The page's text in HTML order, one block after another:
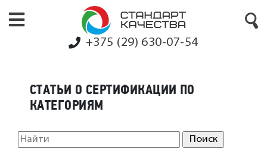
+375 (29) 630-07-54
СТАТЬИ О СЕРТИФИКАЦИИ ПО
КАТЕГОРИЯМ